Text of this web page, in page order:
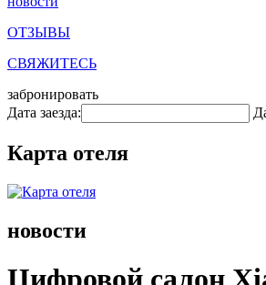
ОТЗЫВЫ
СВЯЖИТЕСЬ
забронировать
Дата заезда:
Карта отеля
новости